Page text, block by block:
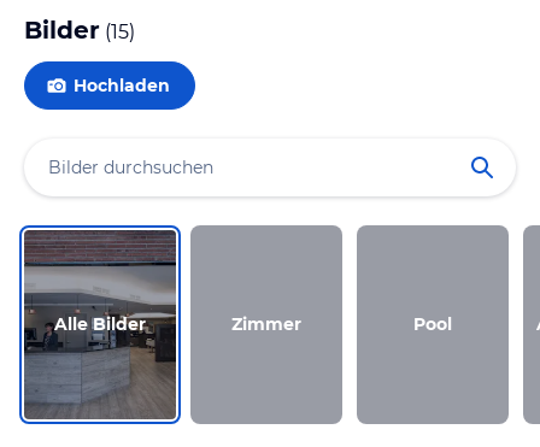
Bilder (15)
Hochladen
Alle Bilder Zimmer Pool